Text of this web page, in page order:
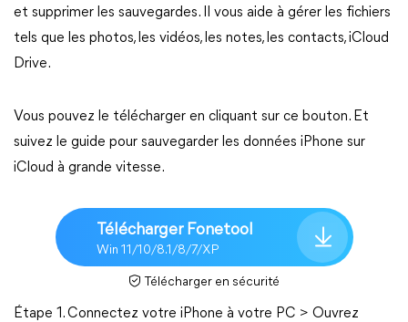
et supprimer les sauvegardes. Il vous aide à gérer les fichiers
tels que les photos, les vidéos, les notes, les contacts, iCloud
Drive.
Vous pouvez le télécharger en cliquant sur ce bouton. Et
suivez le guide pour sauvegarder les données iPhone sur
iCloud à grande vitesse.
Télécharger Fonetool
Win 11/10/8.1/8/7/XP
Télécharger en sécurité
Étape 1. Connectez votre iPhone à votre PC > Ouvrez